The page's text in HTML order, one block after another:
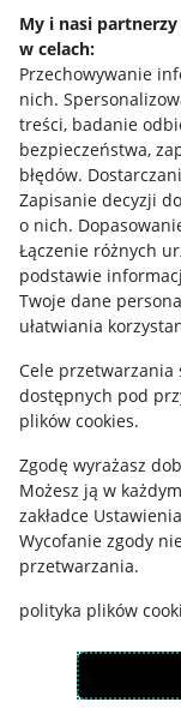
My i nasi
w celach:
Przechowywanie
nich.
treści, badanie
bezpieczeństwa,
błędów.
Zapisanie decyzji
o nich.
Łączenie różnych
podstawie
Twoje dane
ułatwiania
Cele przetwarzania
dostępnych pod
plików cookies.
Zgodę wyrażasz
Możesz ją w
zakładce
Wycofanie zgody
przetwarzania.
polityka plików
Allegro Gadane dla
Allegro Gadane
Mapa miejscowości
Informacje
Regulamin
Polityka plików
Ustawienia plików
Udostępnianie
Informacje dla Aktu
Pobierz aplikację